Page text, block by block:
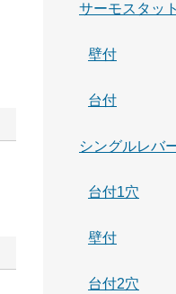
サーモスタッ
壁付
台付
シングルレバ
台付1穴
壁付
台付2穴